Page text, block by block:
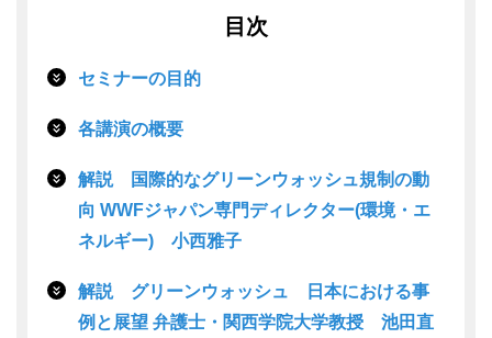
目次
セミナーの目的
各講演の概要
解説 国際的なグリーンウォッシュ規制の動
向 WWFジャパン専門ディレクター(環境・エ
ネルギー) 小西雅子
解説 グリーンウォッシュ 日本における事
例と展望 弁護士・関西学院大学教授 池田直